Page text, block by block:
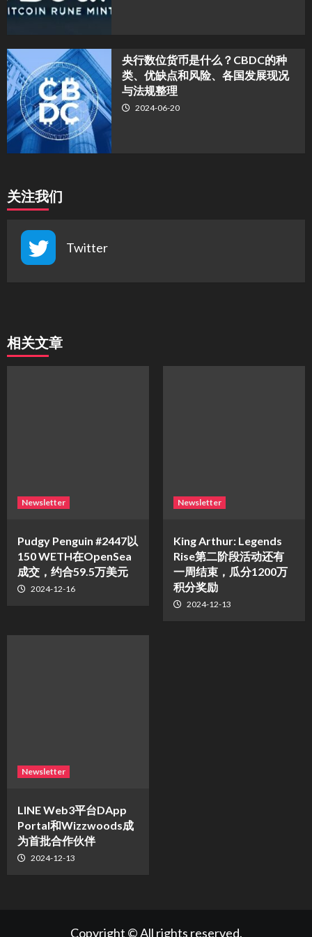
央行数位货币是什么？CBDC的种
类、优缺点和风险、各国发展现况
与法规整理
2024-06-20
关注我们
Twitter
相关文章
Newsletter
Pudgy Penguin #2447以
150 WETH在OpenSea
成交，约合59.5万美元
2024-12-16
Newsletter
King Arthur: Legends
Rise第二阶段活动还有
一周结束，瓜分1200万
积分奖励
2024-12-13
Newsletter
LINE Web3平台DApp
Portal和Wizzwoods成
为首批合作伙伴
2024-12-13
Copyright © All rights reserved.